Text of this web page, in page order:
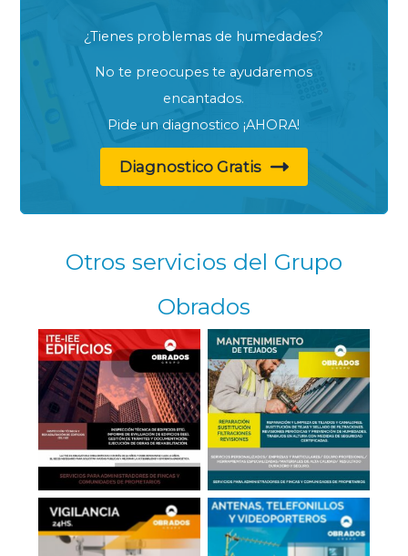
¿Tienes problemas de humedades?
No te preocupes te ayudaremos
encantados.
Pide un diagnostico ¡AHORA!
Diagnostico Gratis
Otros servicios del Grupo
Obrados
ITT-IEE de Edificios
Reparación de
Tejados en Madrid